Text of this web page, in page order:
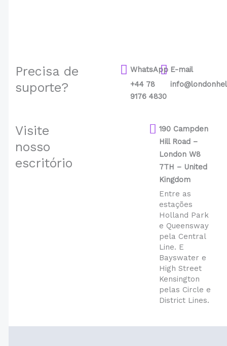
Precisa de
suporte?
WhatsApp
+44 78
9176 4830
E-mail
Visite
nosso
escritório
190 Campden
Hill Road –
London W8
7TH – United
Kingdom
Entre as
estações
Holland Park
e Queensway
pela Central
Line. E
Bayswater e
High Street
Kensington
pelas Circle e
District Lines.